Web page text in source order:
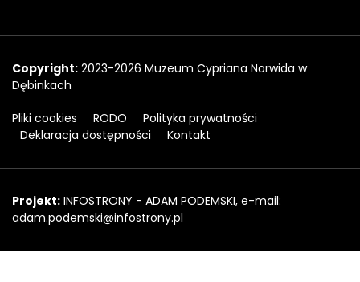
Copyright
Copyright: 2023-2026 Muzeum Cypriana Norwida w
Dębinkach
Pliki cookies RODO
Polityka prywatności
Deklaracja dostępności
Kontakt
Projekt: INFOSTRONY - ADAM PODEMSKI, e-mail:
adam.podemski@infostrony.pl